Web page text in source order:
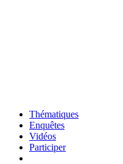
Thématiques
Enquêtes
Vidéos
Participer